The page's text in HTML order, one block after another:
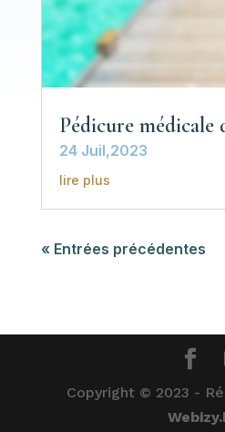
Pédicure médicale
24 Juil,2023
lire plus
« Entrées précédentes
Copyright © 2023 -